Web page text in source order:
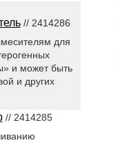
// 2414286
для
и может быть
и других
// 2414285